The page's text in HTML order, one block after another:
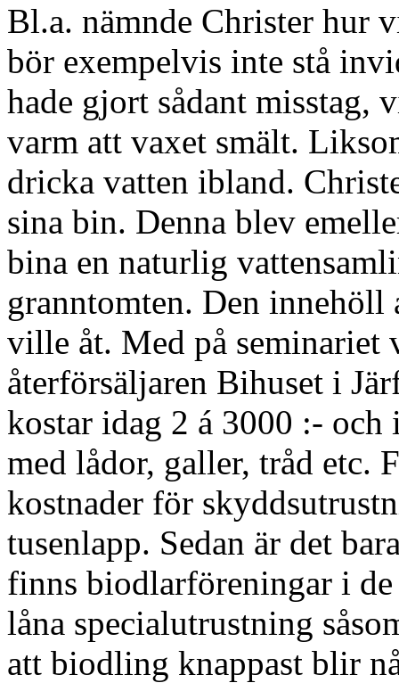
Bl.a. nämnde Christer hur
bör exempelvis inte stå
hade gjort sådant
varm att vaxet smält.
dricka vatten ibland.
sina bin. Denna blev
bina en naturlig
granntomten. Den innehöll
ville åt. Med på seminariet
återförsäljaren Bihuset i
kostar idag 2 á 3000 :-
med lådor, galler, tråd etc.
kostnader för
tusenlapp. Sedan är det
finns biodlarföreningar i
låna specialutrustning
att biodling knappast blir